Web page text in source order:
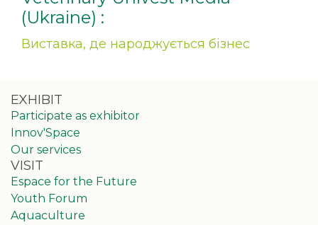
(Ukraine) :
Виставка, де народжується бізнес
EXHIBIT
Participate as exhibitor
Innov'Space
Our services
VISIT
Espace for the Future
Youth Forum
Aquaculture